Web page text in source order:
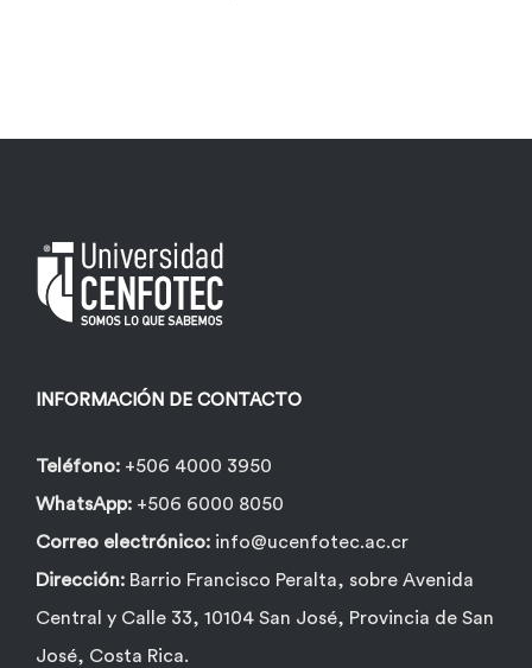
INFORMACIÓN DE CONTACTO
Teléfono: +506 4000 3950
WhatsApp: +506 6000 8050
Correo electrónico: info@ucenfotec.ac.cr
Dirección: Barrio Francisco Peralta, sobre Avenida
Central y Calle 33, 10104 San José, Provincia de San
José, Costa Rica.